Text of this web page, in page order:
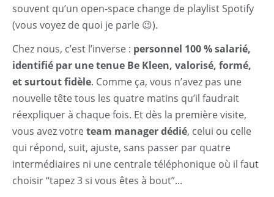
souvent qu’un open-space change de playlist Spotify
(vous voyez de quoi je parle 😉).
Chez nous, c’est l’inverse : personnel 100 % salarié,
identifié par une tenue Be Kleen, valorisé, formé,
et surtout fidèle. Comme ça, vous n’avez pas une
nouvelle tête tous les quatre matins qu’il faudrait
réexpliquer à chaque fois. Et dès la première visite,
vous avez votre team manager dédié, celui ou celle
qui répond, suit, ajuste, sans passer par quatre
intermédiaires ni une centrale téléphonique où il faut
choisir “tapez 3 si vous êtes à bout”...